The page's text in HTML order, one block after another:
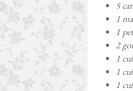
5
1
1
2
1
1
1